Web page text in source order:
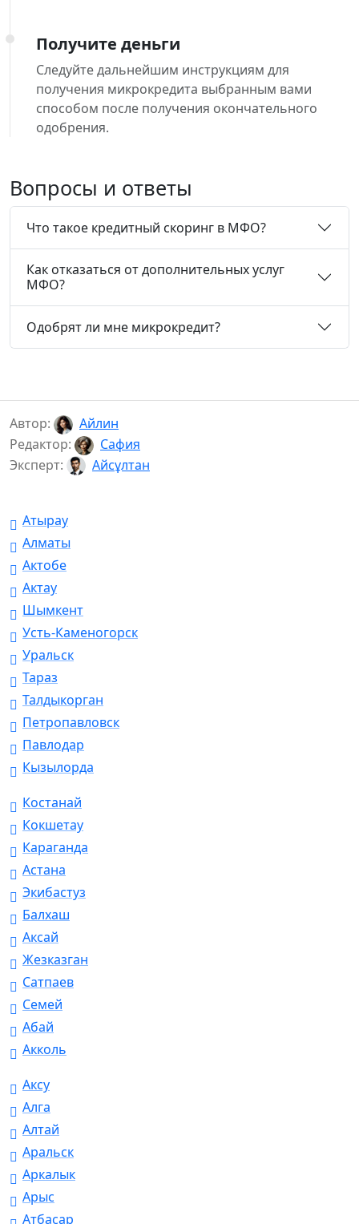
Получите деньги
Следуйте дальнейшим инструкциям для
получения микрокредита выбранным вами
способом после получения окончательного
одобрения.
Вопросы и ответы
Что такое кредитный скоринг в МФО?
Как отказаться от дополнительных услуг
МФО?
Одобрят ли мне микрокредит?
Автор:
Айлин
Редактор:
Сафия
Эксперт:
Айсұлтан
Атырау
Алматы
Актобе
Актау
Шымкент
Усть-Каменогорск
Уральск
Тараз
Талдыкорган
Петропавловск
Павлодар
Кызылорда
Костанай
Кокшетау
Караганда
Астана
Экибастуз
Балхаш
Аксай
Жезказган
Сатпаев
Семей
Абай
Акколь
Аксу
Алга
Алтай
Аральск
Аркалык
Арыс
Атбасар